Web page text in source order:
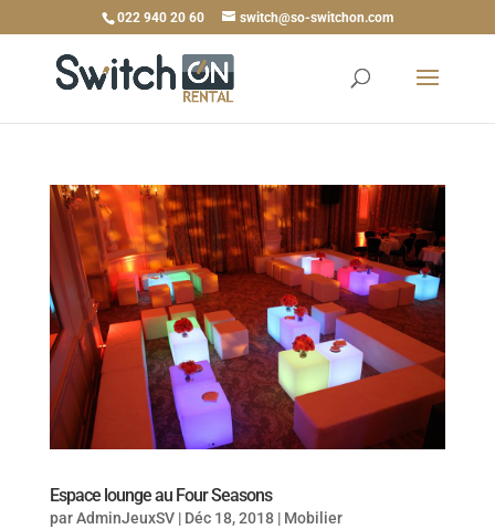
022 940 20 60 switch@so-switchon.com
Espace lounge au Four Seasons
parAdminJeuxSV| Déc 18, 2018| Mobilier